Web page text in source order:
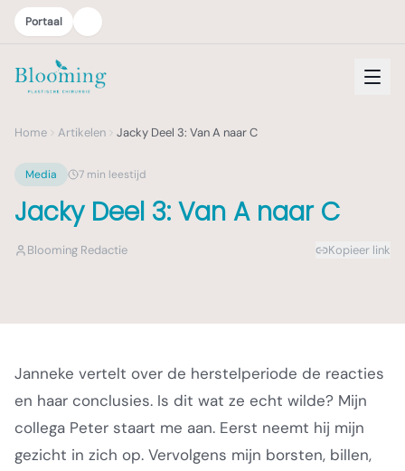
Portaal
Home Artikelen Jacky Deel 3: Van A naar C
Media 7 min leestijd
Jacky Deel 3: Van A naar C
Blooming Redactie Kopieer link
Janneke vertelt over de herstelperiode de reacties
en haar conclusies. Is dit wat ze echt wilde? Mijn
collega Peter staart me aan. Eerst neemt hij mijn
gezicht in zich op. Vervolgens mijn borsten, billen,